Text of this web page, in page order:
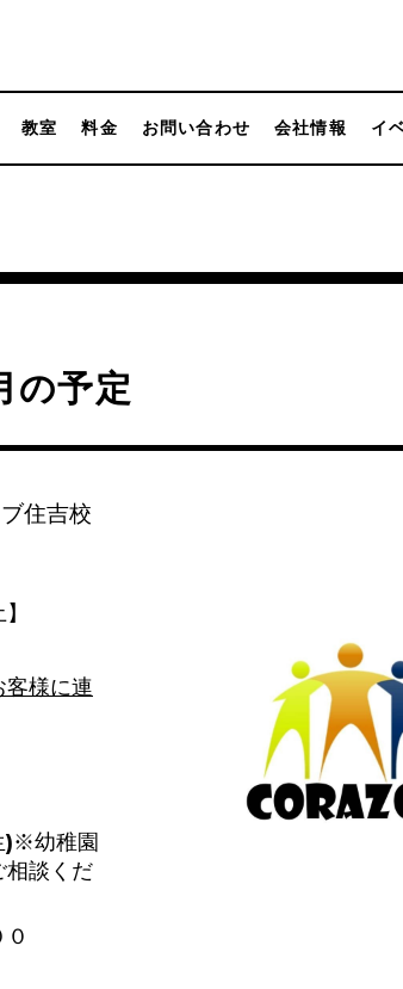
教室 料金 お問い合わせ 会社情報 イ
予定
住吉校
様に連
)※幼稚園
相談くだ